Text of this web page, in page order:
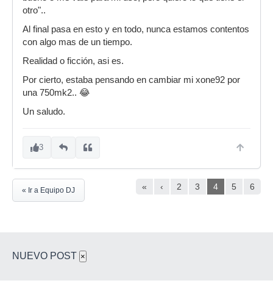
otro"..
Al final pasa en esto y en todo, nunca estamos contentos
con algo mas de un tiempo.
Realidad o ficción, asi es.
Por cierto, estaba pensando en cambiar mi xone92 por
una 750mk2.. 😂
Un saludo.
3
« ‹ 2 3 4 5 6
« Ir a Equipo DJ
NUEVO POST ×